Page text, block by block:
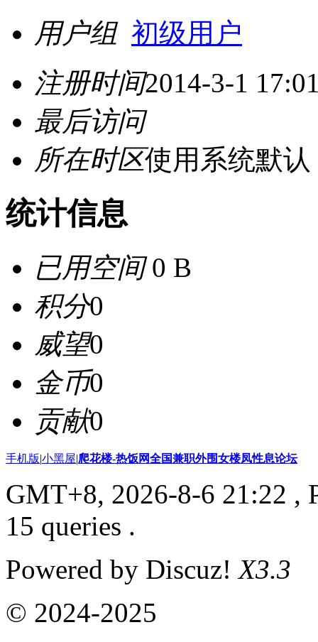
用户组 初级用户
注册时间2014-3-1
最后访问
所在时区使用系统默认
统计信息
已用空间0 B
积分0
威望0
金币0
贡献0
手机版|小黑屋|爬花楼-热饭网全国兼职外围女楼凤性息论坛
GMT+8, 2026-8-6 21:22 ,
15 queries .
Powered by Discuz!X3.3
© 2024-2025